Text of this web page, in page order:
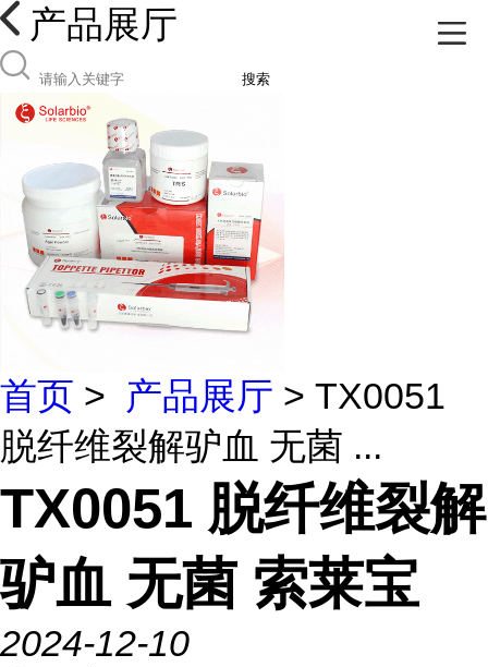
产品展厅
搜索
首页 > 产品展厅 > TX0051
脱纤维裂解驴血 无菌 ...
TX0051 脱纤维裂解
驴血 无菌 索莱宝
2024-12-10